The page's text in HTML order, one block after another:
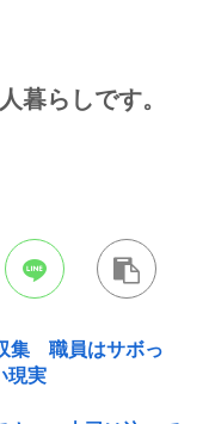
暮らしです。
集 職員はサボっ
現実